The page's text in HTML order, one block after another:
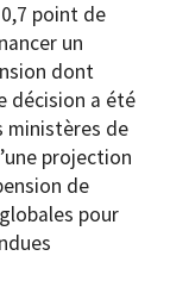
point de
un
dont
décision a été
ministères de
projection
de
pour